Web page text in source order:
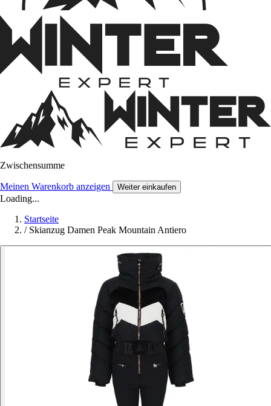
Zwischensumme
Meinen Warenkorb anzeigen Weiter einkaufen
Loading...
Startseite
/ Skianzug Damen Peak Mountain Antiero